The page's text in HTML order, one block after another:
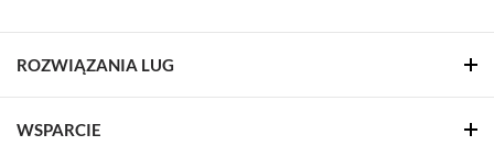
ROZWIĄZANIA LUG
WSPARCIE